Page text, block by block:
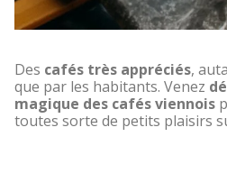
Des cafés très appréciés,
que par les habitants. Venez
magique des cafés viennois
toutes sorte de petits plaisirs